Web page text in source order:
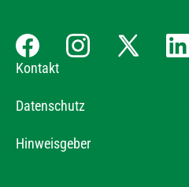
Kontakt
Datenschutz
Hinweisgeber